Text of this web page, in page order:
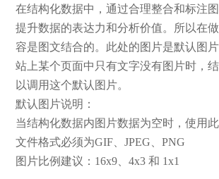
在结构化数据中，通过合理整合和标注
提升数据的表达力和分析价值。所以在
容是图文结合的。此处的图片是默认图
站上某个页面中只有文字没有图片时，
以调用这个默认图片。
默认图片说明：
当结构化数据内图片数据为空时，使用
文件格式必须为GIF、JPEG、PNG
图片比例建议：16x9、4x3 和 1x1